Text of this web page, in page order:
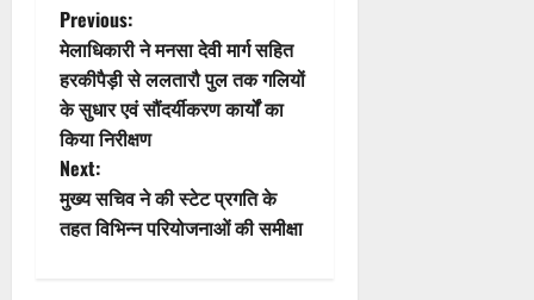
t
i
o
n
P
o
s
t
n
Previous:
मेलाधिकारी ने मनसा देवी मार्ग सहित
हरकीपैड़ी से ललतारौ पुल तक गलियों
के सुधार एवं सौंदर्यीकरण कार्यों का
किया निरीक्षण
Next:
मुख्य सचिव ने की स्टेट प्रगति के
तहत विभिन्न परियोजनाओं की समीक्षा